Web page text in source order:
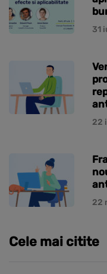
31
22
22
Cele mai citite